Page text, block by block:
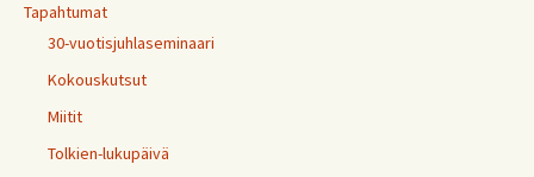
Tapahtumat
30-vuotisjuhlaseminaari
Kokouskutsut
Miitit
Tolkien-lukupäivä